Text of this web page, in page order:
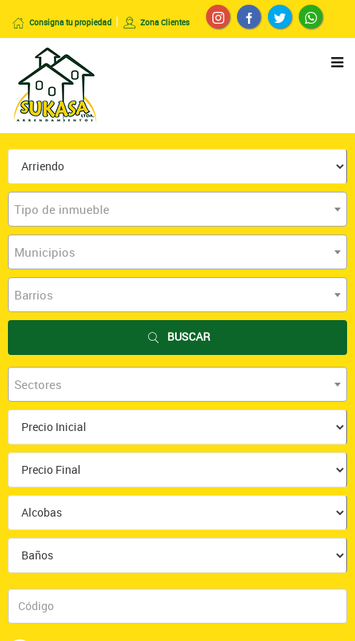
Consigna tu propiedad Zona Clientes
Tipo de inmueble
Municipios
Barrios
BUSCAR
Sectores